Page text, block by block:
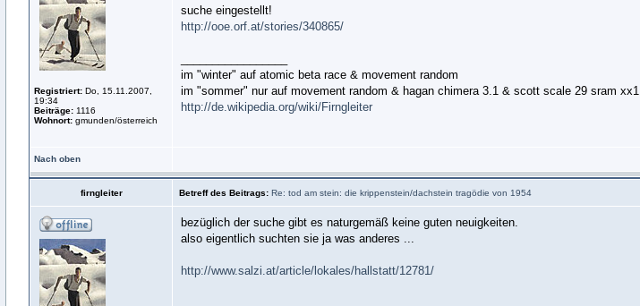
Registriert: Do, 15.11.2007,
19:34
Beiträge: 1116
Wohnort: gmunden/österreich
suche eingestellt!
http://ooe.orf.at/stories/340865/
im "winter" auf atomic beta race & movement random
im "sommer" nur auf movement random & hagan chimera 3.1 & scott scale 29 sram xx1
http://de.wikipedia.org/wiki/Firngleiter
Nach oben
firngleiter Betreff des Beitrags: Re: tod am stein: die krippenstein/dachstein tragödie von 1954
bezüglich der suche gibt es naturgemäß keine guten neuigkeiten.
also eigentlich suchten sie ja was anderes ...
http://www.salzi.at/article/lokales/hallstatt/12781/